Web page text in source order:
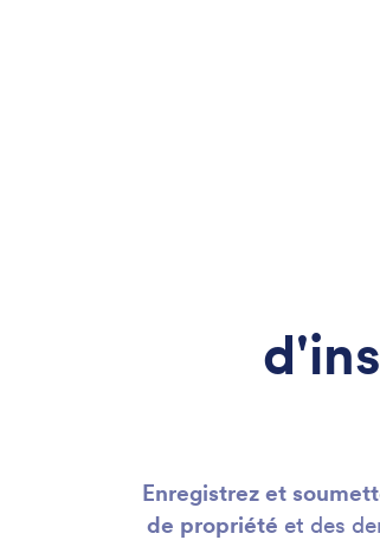
Enregistrez et
de propriété et des